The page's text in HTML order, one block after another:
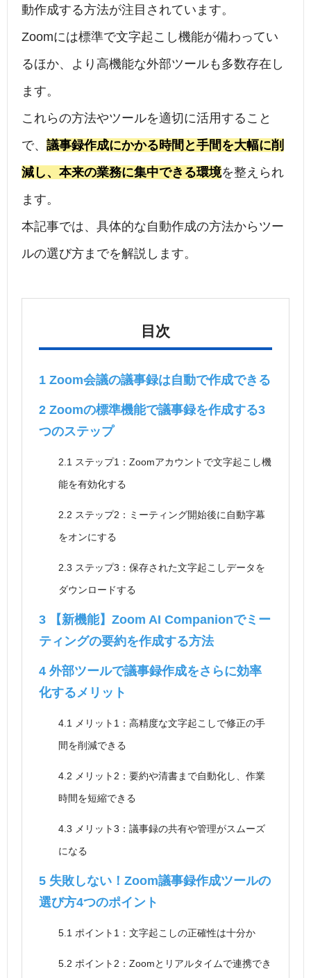
動作成する方法が注目されています。
Zoomには標準で文字起こし機能が備わってい
るほか、より高機能な外部ツールも多数存在し
ます。
これらの方法やツールを適切に活用すること
で、 議事録作成にかかる時間と手間を大幅に削
減し、本来の業務に集中できる環境を整えられ
ます。
本記事では、具体的な自動作成の方法からツー
ルの選び方までを解説します。
目次
1 Zoom会議の議事録は自動で作成できる
2 Zoomの標準機能で議事録を作成する3
つのステップ
2.1 ステップ1：Zoomアカウントで文字起こし機
能を有効化する
2.2 ステップ2：ミーティング開始後に自動字幕
をオンにする
2.3 ステップ3：保存された文字起こしデータを
ダウンロードする
3 【新機能】Zoom AI Companionでミー
ティングの要約を作成する方法
4 外部ツールで議事録作成をさらに効率
化するメリット
4.1
メリット1：高精度な文字起こしで修正の手
間を削減できる
4.2 メリット2：要約や清書まで自動化し、作業
時間を短縮できる
4.3 メリット3：議事録の共有や管理がスムーズ
になる
5 失敗しない！Zoom議事録作成ツールの
選び方4つのポイント
5.1 ポイント1：文字起こしの正確性は十分か
5.2 ポイント2：Zoomとリアルタイムで連携でき